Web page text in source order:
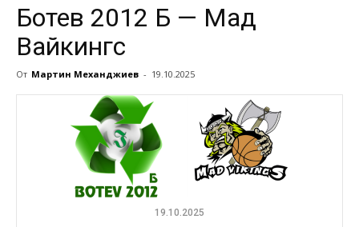
Ботев 2012 Б — Мад
Вайкингс
От Мартин Механджиев - 19.10.2025
19.10.2025